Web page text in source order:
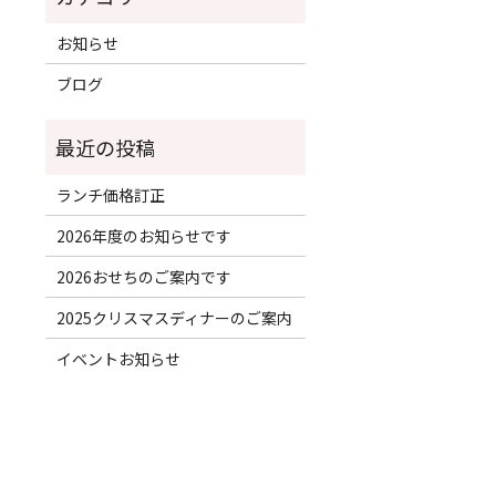
お知らせ
ブログ
ランチ価格訂正
2026年度のお知らせです
2026おせちのご案内です
2025クリスマスディナーのご案内
イベントお知らせ